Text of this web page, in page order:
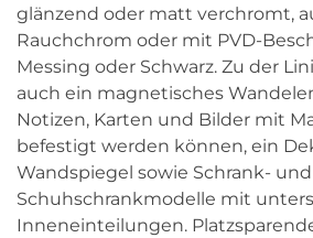
glänzend oder matt verchromt,
Rauchchrom oder mit PVD-
Messing oder Schwarz. Zu der
auch ein magnetisches
Notizen, Karten und Bilder mit
befestigt werden können, ein
Wandspiegel sowie Schrank- und
Schuhschrankmodelle mit
Inneneinteilungen.